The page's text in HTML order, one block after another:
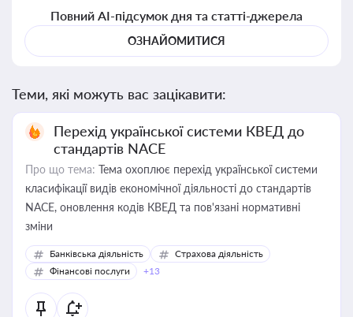
Повний AI-підсумок дня та статті-джерела
ОЗНАЙОМИТИСЯ
Теми, які можуть вас зацікавити:
Перехід української системи КВЕД до
стандартів NACE
Про що тема: Тема охоплює перехід української системи
класифікації видів економічної діяльності до стандартів
NACE, оновлення кодів КВЕД та пов'язані нормативні
зміни
Банківська діяльність
Страхова діяльність
Фінансові послуги
+13